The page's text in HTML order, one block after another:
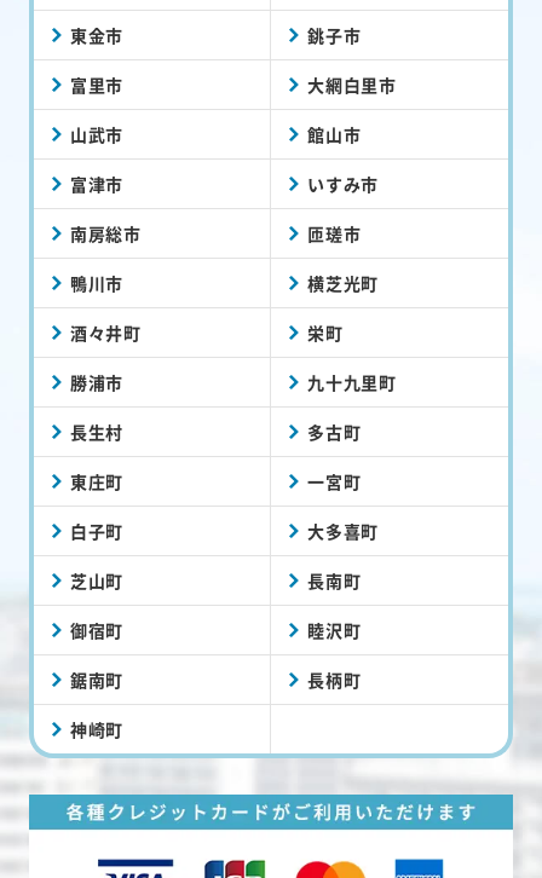
東金市 銚子市
富里市 大網白里市
山武市 館山市
富津市 いすみ市
南房総市 匝瑳市
鴨川市 横芝光町
酒々井町 栄町
勝浦市 九十九里町
長生村 多古町
東庄町 一宮町
白子町 大多喜町
芝山町 長南町
御宿町 睦沢町
鋸南町 長柄町
神崎町